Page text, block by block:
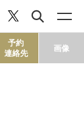
予約
連絡先
画像